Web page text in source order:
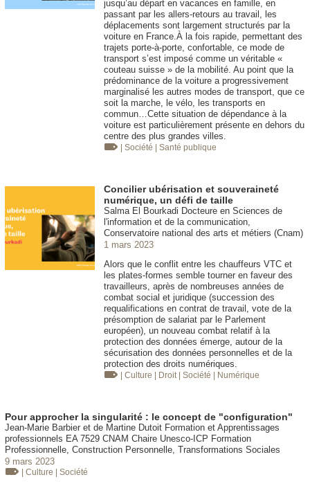
jusqu’au départ en vacances en famille, en
passant par les allers-retours au travail, les
déplacements sont largement structurés par la
voiture en France.À la fois rapide, permettant des
trajets porte-à-porte, confortable, ce mode de
transport s’est imposé comme un véritable «
couteau suisse » de la mobilité. Au point que la
prédominance de la voiture a progressivement
marginalisé les autres modes de transport, que ce
soit la marche, le vélo, les transports en
commun…Cette situation de dépendance à la
voiture est particulièrement présente en dehors du
centre des plus grandes villes.
| Société | Santé publique
Concilier ubérisation et souveraineté
numérique, un défi de taille
Salma El Bourkadi Docteure en Sciences de
l'information et de la communication,
Conservatoire national des arts et métiers (Cnam)
1 mars 2023
Alors que le conflit entre les chauffeurs VTC et
les plates-formes semble tourner en faveur des
travailleurs, après de nombreuses années de
combat social et juridique (succession des
requalifications en contrat de travail, vote de la
présomption de salariat par le Parlement
européen), un nouveau combat relatif à la
protection des données émerge, autour de la
sécurisation des données personnelles et de la
protection des droits numériques.
| Culture | Droit | Société | Numérique
Pour approcher la singularité : le concept de "configuration"
Jean-Marie Barbier et de Martine Dutoit Formation et Apprentissages
professionnels EA 7529 CNAM Chaire Unesco-ICP Formation
Professionnelle, Construction Personnelle, Transformations Sociales
9 mars 2023
| Culture | Société